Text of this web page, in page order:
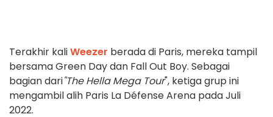
Terakhir kaliWeezer berada di Paris, mereka tampil
bersama Green Day dan Fall Out Boy. Sebagai
bagian dari"The Hella Mega Tour", ketiga grup ini
mengambil alih Paris La Défense Arena pada Juli
2022.